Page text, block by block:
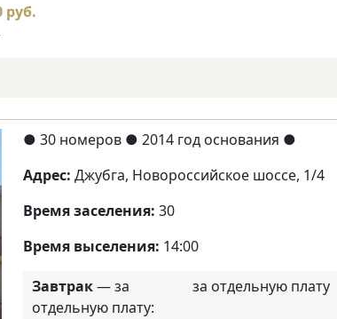
● 30 номеров ● 2014 год основания ●
Адрес: Джубга, Новороссийское шоссе, 1/4
Время заселения: 30
Время выселения: 14:00
Завтрак— за
отдельную плату:
за отдельную плату